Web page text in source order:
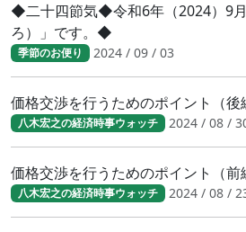
◆二十四節気◆令和6年（2024）9月
ろ）」です。◆
季節のお便り 2024 / 09 / 03
価格交渉を行うためのポイント（後
八木宏之の経済時事ウォッチ 2024 / 08 /
価格交渉を行うためのポイント（前
八木宏之の経済時事ウォッチ 2024 / 08 /